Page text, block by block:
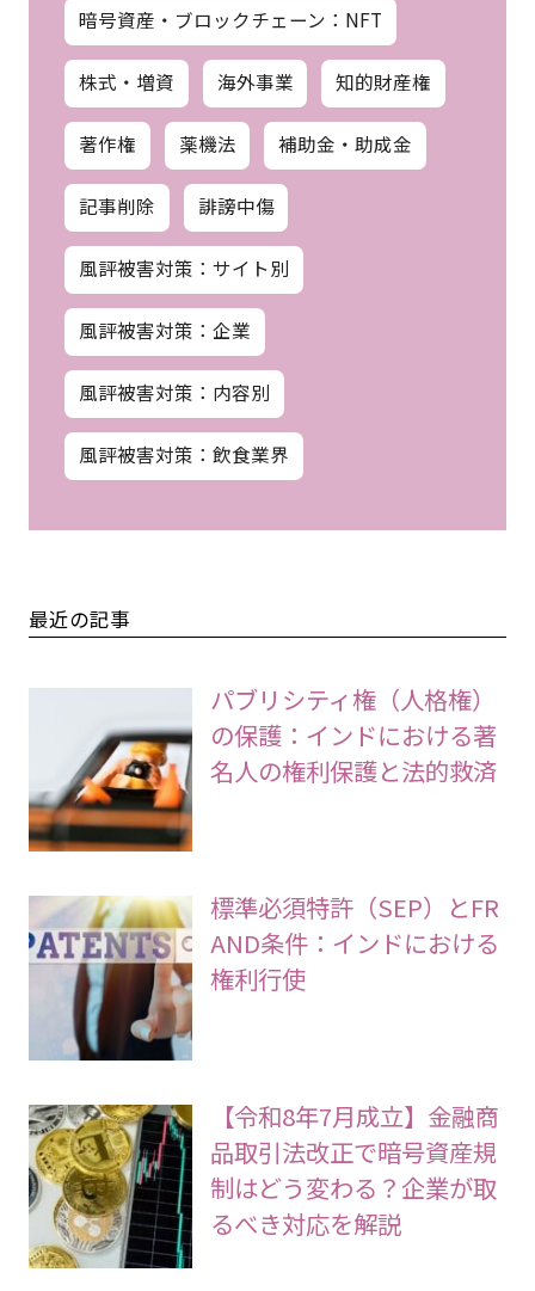
暗号資産・ブロックチェーン：NFT
株式・増資 海外事業 知的財産権
著作権 薬機法 補助金・助成金
記事削除 誹謗中傷
風評被害対策：サイト別
風評被害対策：企業
風評被害対策：内容別
風評被害対策：飲食業界
最近の記事
パブリシティ権（人格権）
の保護：インドにおける著
名人の権利保護と法的救済
標準必須特許（SEP）とFR
AND条件：インドにおける
権利行使
【令和8年7月成立】金融商
品取引法改正で暗号資産規
制はどう変わる？企業が取
るべき対応を解説